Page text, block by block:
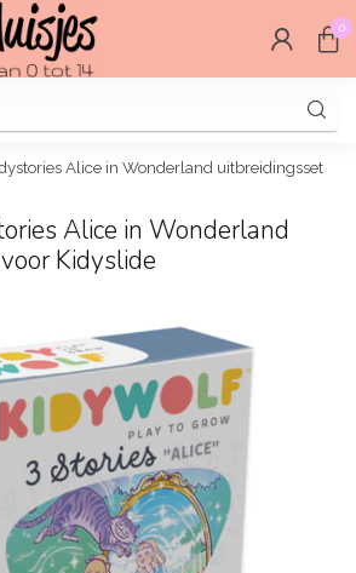
0
Alice in Wonderland uitbreidingsset
Alice in Wonderland
Kidyslide